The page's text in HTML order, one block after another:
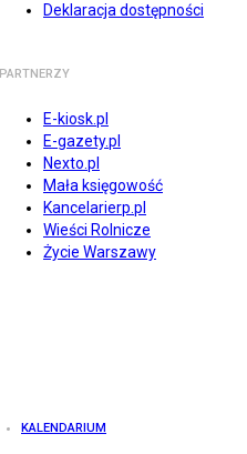
Deklaracja dostępności
PARTNERZY
E-kiosk.pl
E-gazety.pl
Nexto.pl
Mała księgowość
Kancelarierp.pl
Wieści Rolnicze
Życie Warszawy
KALENDARIUM